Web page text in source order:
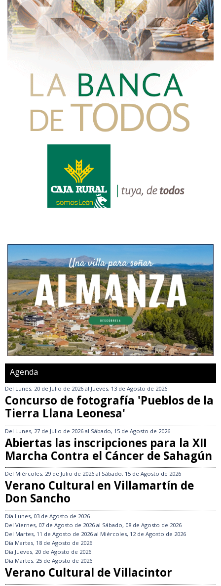
Agenda
Del Lunes, 20 de Julio de 2026 al Jueves, 13 de Agosto de 2026
Concurso de fotografía 'Pueblos de la
Tierra Llana Leonesa'
Del Lunes, 27 de Julio de 2026 al Sábado, 15 de Agosto de 2026
Abiertas las inscripciones para la XII
Marcha Contra el Cáncer de Sahagún
Del Miércoles, 29 de Julio de 2026 al Sábado, 15 de Agosto de 2026
Verano Cultural en Villamartín de
Don Sancho
Día Lunes, 03 de Agosto de 2026
Del Viernes, 07 de Agosto de 2026 al Sábado, 08 de Agosto de 2026
Del Martes, 11 de Agosto de 2026 al Miércoles, 12 de Agosto de 2026
Día Martes, 18 de Agosto de 2026
Día Jueves, 20 de Agosto de 2026
Día Martes, 25 de Agosto de 2026
Verano Cultural de Villacintor